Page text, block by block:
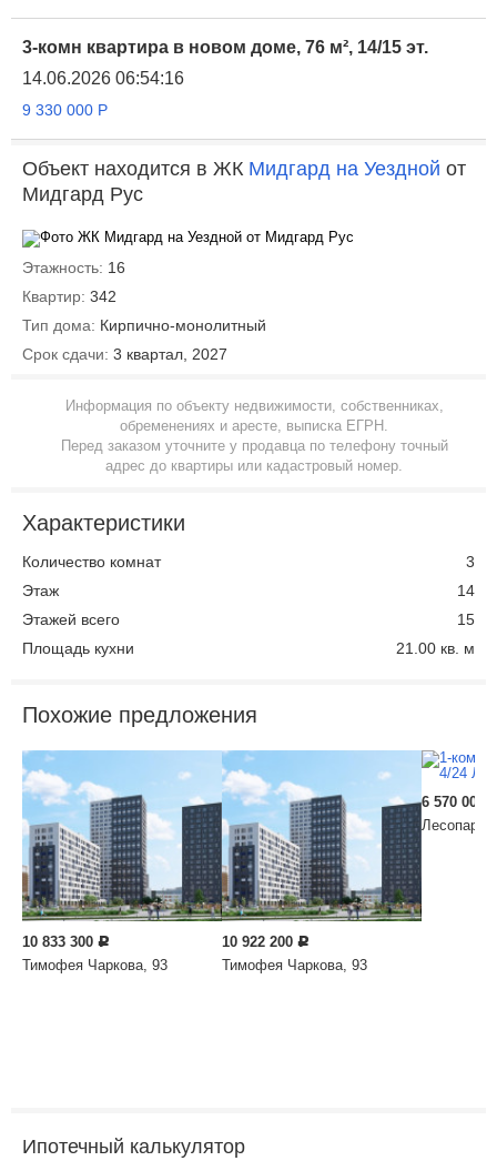
3-комн квартира в новом доме, 76 м², 14/15 эт.
14.06.2026 06:54:16
9 330 000 Р
Объект находится в ЖК Мидгард на Уездной от
Мидгард Рус
Этажность: 16
Квартир: 342
Тип дома: Кирпично-монолитный
Срок сдачи: 3 квартал, 2027
Информация по объекту недвижимости, собственниках,
обременениях и аресте, выписка ЕГРН.
Перед заказом уточните у продавца по телефону точный
адрес до квартиры или кадастровый номер.
Характеристики
Количество комнат
3
Этаж
14
Этажей всего
15
Площадь кухни
21.00 кв. м
Похожие предложения
10 833 300 Р
Тимофея Чаркова, 93
10 922 200 Р
Тимофея Чаркова, 93
6 570 000
Ипотечный калькулятор